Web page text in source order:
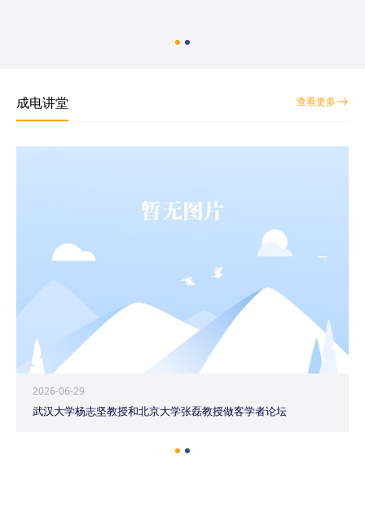
成电讲堂 查看更多
2026-06-29
武汉大学杨志坚教授和北京大学张磊教授做客学者论坛